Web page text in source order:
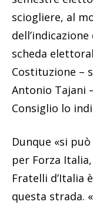
sciogliere, al
scheda
Costituzione –
Antonio Tajani
Consiglio lo
Dunque «si
per Forza
Fratelli d’Italia
questa strada.